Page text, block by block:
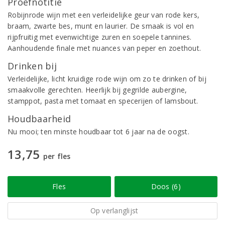
Robijnrode wijn met een verleidelijke geur van rode kers,
braam, zwarte bes, munt en laurier. De smaak is vol en
rijpfruitig met evenwichtige zuren en soepele tannines.
Aanhoudende finale met nuances van peper en zoethout.
Drinken bij
Verleidelijke, licht kruidige rode wijn om zo te drinken of bij
smaakvolle gerechten. Heerlijk bij gegrilde aubergine,
stamppot, pasta met tomaat en specerijen of lamsbout.
Houdbaarheid
Nu mooi; ten minste houdbaar tot 6 jaar na de oogst.
13,75 per fles
Fles Doos (6)
Op verlanglijst